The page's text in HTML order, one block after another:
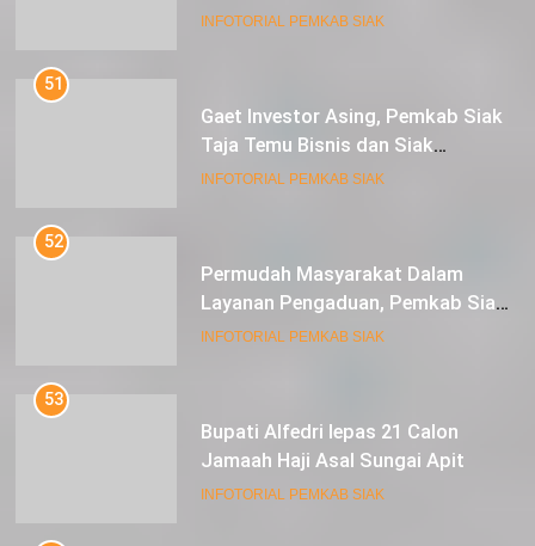
Luar Biasa
INFOTORIAL PEMKAB SIAK
51
Gaet Investor Asing, Pemkab Siak
Taja Temu Bisnis dan Siak
Expoversary 2024
INFOTORIAL PEMKAB SIAK
52
Permudah Masyarakat Dalam
Layanan Pengaduan, Pemkab Siak
Luncurkan Aplikasi SIP PUAN
INFOTORIAL PEMKAB SIAK
53
Bupati Alfedri lepas 21 Calon
Jamaah Haji Asal Sungai Apit
INFOTORIAL PEMKAB SIAK